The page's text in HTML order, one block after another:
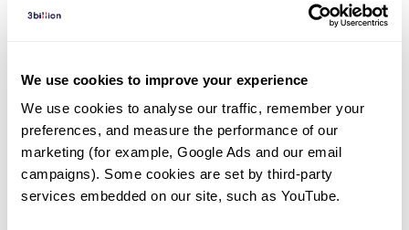
We use cookies to improve your experience
We use cookies to analyse our traffic, remember your
preferences, and measure the performance of our
marketing (for example, Google Ads and our email
campaigns). Some cookies are set by third-party
services embedded on our site, such as YouTube.
기술